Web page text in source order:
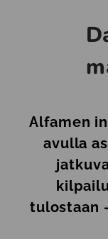
Alfamen
avulla
tulostaan